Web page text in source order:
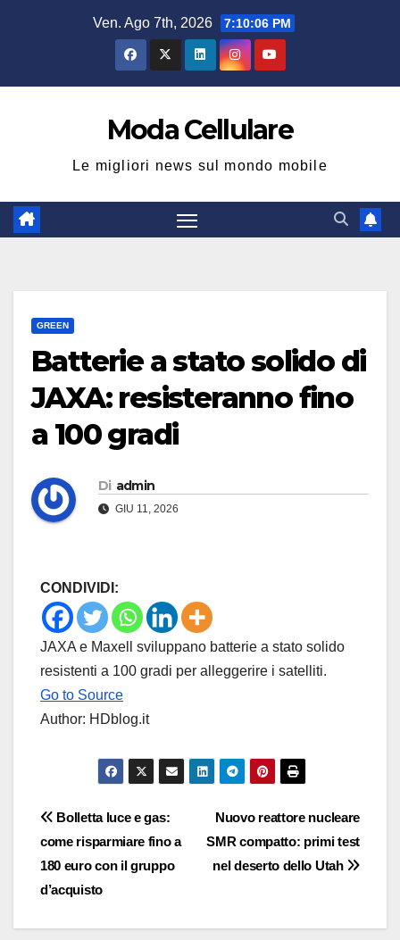
Ven. Ago 7th, 2026 7:10:07 PM
Moda Cellulare
Le migliori news sul mondo mobile
GREEN
Batterie a stato solido di
JAXA: resisteranno fino
a 100 gradi
Di admin
GIU 11, 2026
CONDIVIDI:
JAXA e Maxell sviluppano batterie a stato solido
resistenti a 100 gradi per alleggerire i satelliti.
Go to Source
Author: HDblog.it
Navigazione
articoli
Nuovo reattore nucleare
SMR compatto: primi test
nel deserto dello Utah
Bolletta luce e gas:
come risparmiare fino a
180 euro con il gruppo
d’acquisto